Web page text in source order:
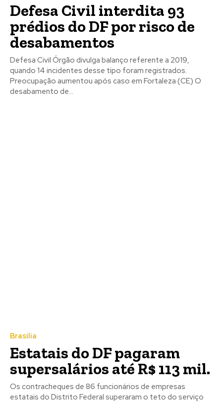
Defesa Civil interdita 93
prédios do DF por risco de
desabamentos
Defesa Civil Órgão divulga balanço referente a 2019,
quando 14 incidentes desse tipo foram registrados.
Preocupação aumentou após caso em Fortaleza (CE) O
desabamento de...
Brasília
Estatais do DF pagaram
supersalários até R$ 113 mil.
Os contracheques de 86 funcionários de empresas
estatais do Distrito Federal superaram o teto do serviço